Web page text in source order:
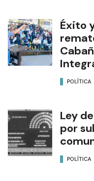
Éxito
POLÍTICA
Ley
por
POLÍTICA